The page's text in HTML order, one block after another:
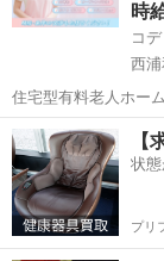
時
コ
西
住宅型有料老人ホー
て業務内容の詳細は異なります。 【業務内
浴介助 ■排せつ介助
「聞いていた内...
埼玉 さいたま市
【
状
プリ